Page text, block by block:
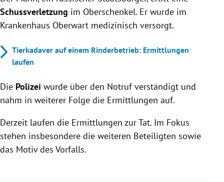
Schussverletzung im Oberschenkel. Er wurde im
Krankenhaus Oberwart medizinisch versorgt.
Tierkadaver auf einem Rinderbetrieb: Ermittlungen
laufen
Die Polizei wurde über den Notruf verständigt und
nahm in weiterer Folge die Ermittlungen auf.
Derzeit laufen die Ermittlungen zur Tat. Im Fokus
stehen insbesondere die weiteren Beteiligten sowie
das Motiv des Vorfalls.